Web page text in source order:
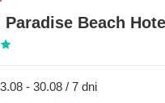
Paradise Beach Hotel
- 30.08 / 7 dni